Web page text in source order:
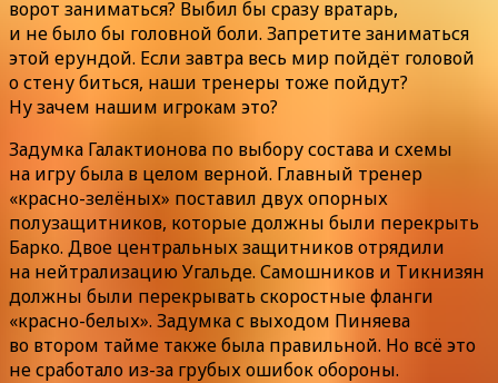
ворот заниматься? Выбил бы сразу вратарь,
и не было бы головной боли. Запретите заниматься
этой ерундой. Если завтра весь мир пойдёт головой
о стену биться, наши тренеры тоже пойдут?
Ну зачем нашим игрокам это?
Задумка Галактионова по выбору состава и схемы
на игру была в целом верной. Главный тренер
«красно-зелёных» поставил двух опорных
полузащитников, которые должны были перекрыть
Барко. Двое центральных защитников отрядили
на нейтрализацию Угальде. Самошников и Тикнизян
должны были перекрывать скоростные фланги
«красно-белых». Задумка с выходом Пиняева
во втором тайме также была правильной. Но всё это
не сработало из-за грубых ошибок обороны.